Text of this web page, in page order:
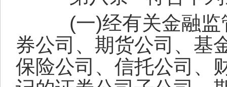
(一)经有关金融
券公司、期货公司、基
保险公司、信托公司、